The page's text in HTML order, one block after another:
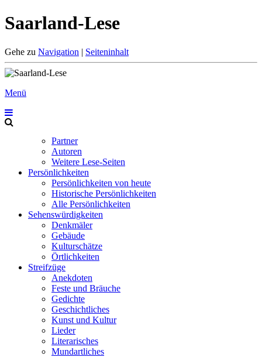
Saarland-Lese
Gehe zu Navigation | Seiteninhalt
Menü
Partner
Autoren
Weitere Lese-Seiten
Persönlichkeiten
Persönlichkeiten von heute
Historische Persönlichkeiten
Alle Persönlichkeiten
Sehenswürdigkeiten
Denkmäler
Gebäude
Kulturschätze
Örtlichkeiten
Streifzüge
Anekdoten
Feste und Bräuche
Gedichte
Geschichtliches
Kunst und Kultur
Lieder
Literarisches
Mundartliches